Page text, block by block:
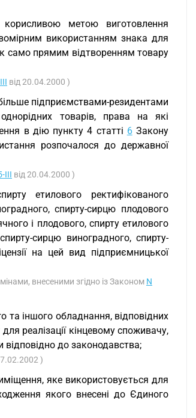
метою виготовлення
використанням знака для
само прямим відтворенням товару
від 20.04.2000 )
підприємствами-резидентами
товарів, права на які
в дію пункту 4 статті 6Закону
розпочалося до державної
III від 20.04.2000 )
етилового ректифікованого
спирту-сирцю плодового
і плодового, спирту етилового
сирцю виноградного, спирту-
на цей вид підприємницької
внесеними згідно із Законом N
та іншого обладнання, відповідних
реалізації кінцевому споживачу,
до законодавства;
)
яке використовується для
якого внесені до Єдиного